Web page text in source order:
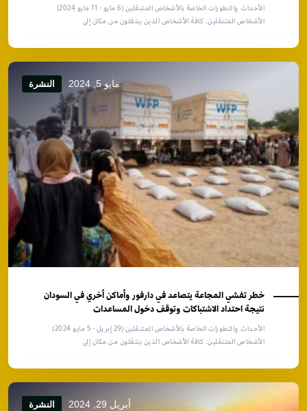
الأحداث والتطورات الخاصة بالأشخاص المتنقلين (6 مايو - 11 مايو 2024)
الأشخاص المتنقلين: كافة الأشخاص الذين ينتقلون من مكان إلى
مايو 5, 2024 النشرة
خطر تفشي المجاعة يتصاعد في دارفور وأماكن أخري في السودان
نتيجة احتداد الاشتباكات وتوقف دخول المساعدات
الأحداث والتطورات الخاصة بالأشخاص المتنقلين (29 إبريل - 5 مايو 2024)
الأشخاص المتنقلين: كافة الأشخاص الذين ينتقلون من مكان إلى
أبريل 29, 2024 النشرة